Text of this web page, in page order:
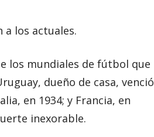
a los actuales.
los mundiales de fútbol que
dueño de casa, venció
en 1934; y Francia, en
inexorable.